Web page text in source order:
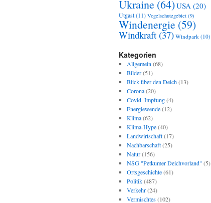
Ukraine (64)USA (20)
Utgast (11) Vogelschutzgebiet (9)
Windenergie (59)
Windkraft (37) Windpark (10)
Kategorien
Allgemein (68)
Bilder(51)
Blick über den Deich(13)
Corona(20)
Covid_Impfung(4)
Energiewende(12)
Klima(62)
Klima-Hype(40)
Landwirtschaft(17)
Nachbarschaft(25)
Natur(156)
NSG "Petkumer Deichvorland" (5)
Ortsgeschichte(61)
Politik(487)
Verkehr(24)
Vermischtes(102)